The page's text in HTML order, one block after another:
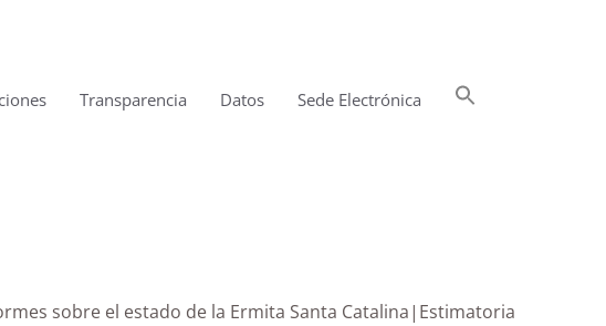
Transparencia Datos Sede Electrónica
sobre el estado de la Ermita Santa Catalina|Estimatoria